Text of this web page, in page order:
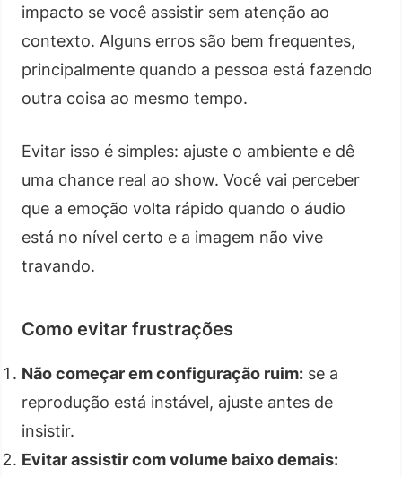
impacto se você assistir sem atenção ao
contexto. Alguns erros são bem frequentes,
principalmente quando a pessoa está fazendo
outra coisa ao mesmo tempo.
Evitar isso é simples: ajuste o ambiente e dê
uma chance real ao show. Você vai perceber
que a emoção volta rápido quando o áudio
está no nível certo e a imagem não vive
travando.
Como evitar frustrações
Não começar em configuração ruim: se a
reprodução está instável, ajuste antes de
insistir.
Evitar assistir com volume baixo demais: